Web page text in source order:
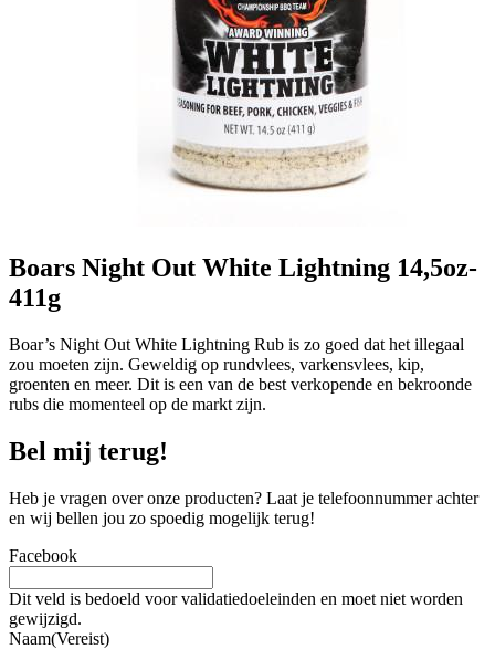
Boars Night Out White Lightning 14,5oz-
411g
Boar’s Night Out White Lightning Rub is zo goed dat het illegaal
zou moeten zijn. Geweldig op rundvlees, varkensvlees, kip,
groenten en meer. Dit is een van de best verkopende en bekroonde
rubs die momenteel op de markt zijn.
Bel mij terug!
Heb je vragen over onze producten? Laat je telefoonnummer achter
en wij bellen jou zo spoedig mogelijk terug!
Facebook
Dit veld is bedoeld voor validatiedoeleinden en moet niet worden
gewijzigd.
Naam(Vereist)